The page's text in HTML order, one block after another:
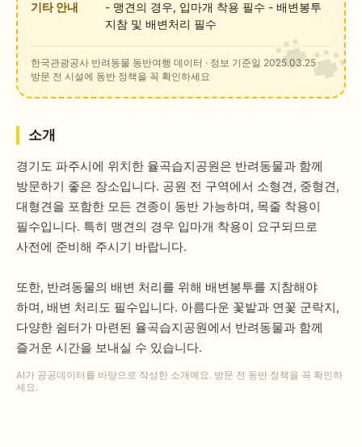
기타 안내
- 맹견의 경우, 입마개 착용 필수 - 배변봉투
지참 및 배변처리 필수
한국관광공사 반려동물 동반여행 데이터 · 정보 기준일 2025.03.25
방문 전 시설에 동반 정책을 꼭 확인하세요
소개
경기도 파주시에 위치한 율곡습지공원은 반려동물과 함께
방문하기 좋은 장소입니다. 공원 전 구역에서 소형견, 중형견,
대형견을 포함한 모든 견종이 동반 가능하며, 목줄 착용이
필수입니다. 특히 맹견의 경우 입마개 착용이 요구되므로
사전에 준비해 주시기 바랍니다.
또한, 반려동물의 배변 처리를 위해 배변봉투를 지참해야
하며, 배변 처리도 필수입니다. 아름다운 꽃밭과 연꽃 군락지,
다양한 쉼터가 마련된 율곡습지공원에서 반려동물과 함께
즐거운 시간을 보내실 수 있습니다.
AI가 공공데이터를 바탕으로 작성한 소개예요. 방문 전 동반 정책을 꼭 확인하
세요.